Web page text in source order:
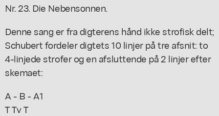
Nr. 23. Die Nebensonnen.
Denne sang er fra digterens hånd ikke strofisk delt;
Schubert fordeler digtets 10 linjer på tre afsnit: to
4-linjede strofer og en afsluttende på 2 linjer efter
skemaet:
A - B - A1
T Tv T